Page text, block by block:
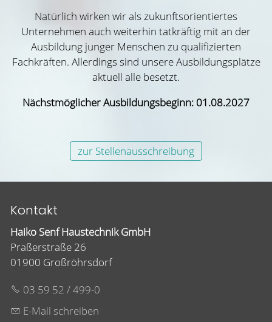
Natürlich wirken wir als zukunftsorientiertes
Unternehmen auch weiterhin tatkräftig mit an der
Ausbildung junger Menschen zu qualifizierten
Fachkräften. Allerdings sind unsere Ausbildungsplätze
aktuell alle besetzt.
Nächstmöglicher Ausbildungsbeginn: 01.08.2027
zur Stellenausschreibung
Kontakt
Haiko Senf Haustechnik GmbH
Praßerstraße 26
01900 Großröhrsdorf
03 59 52 / 499-0
E-Mail schreiben